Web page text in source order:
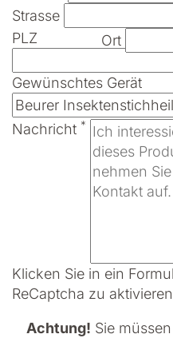
Strasse
PLZ
Ort
Gewünschtes Gerät
Nachricht *
Klicken Sie in ein
ReCaptcha zu aktivieren
Achtung! Sie müssen